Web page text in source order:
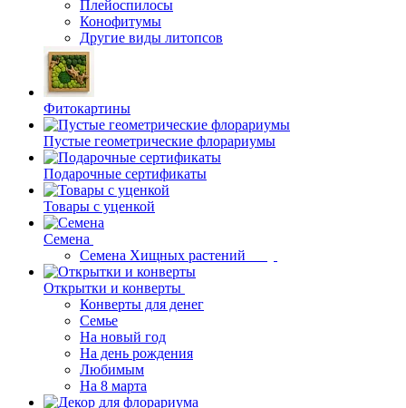
Плейоспилосы
Конофитумы
Другие виды литопсов
Фитокартины
Пустые геометрические флорариумы
Подарочные сертификаты
Товары с уценкой
Семена
Семена Хищных растений
Открытки и конверты
Конверты для денег
Семье
На новый год
На день рождения
Любимым
На 8 марта